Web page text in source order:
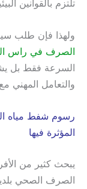
تلتزم بالقوانين
ولهذا فإن طلب
الصرف في راس
السرعة فقط بل
والتعامل المهني
رسوم شفط مياه
المؤثرة فيها
يبحث كثير من
الصرف الصحي